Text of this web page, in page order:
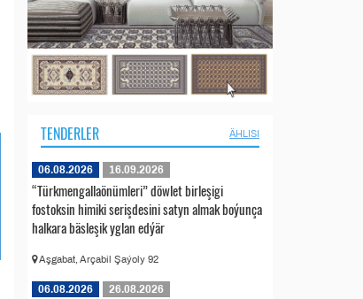
TENDERLER ÄHLISI
06.08.2026 16.09.2026
“Türkmengallaönümleri” döwlet birleşigi
fostoksin himiki serişdesini satyn almak boýunça
halkara bäsleşik yglan edýär
Aşgabat, Arçabil Şaýoly 92
06.08.2026 26.08.2026